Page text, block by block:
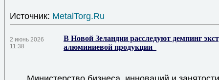
Источник: MetalTorg.Ru
2 июнь 2026
11:38
В Новой Зеландии расследуют демпинг
алюминиевой продукции